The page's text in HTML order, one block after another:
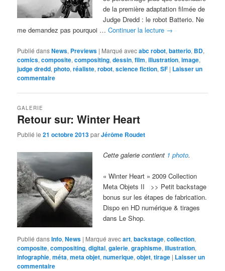
de la première adaptation filmée de
Judge Dredd : le robot Batterio. Ne
me demandez pas pourquoi …Continuer la lecture →
Publié dansNews, Previews | Marqué avecabc robot,batterio, BD,
comics,composite,compositing,dessin,film,illustration,image,
judge dredd,photo,réaliste,robot,science fiction,SF | Laisser un
commentaire
Retour sur: Winter Heart
GALERIE
Publié le21 octobre 2013parJérôme Roudet
Cette galerie contient 1 photo.
« Winter Heart » 2009 Collection
Meta Objets II >> Petit backstage
bonus sur les étapes de fabrication.
Dispo en HD numérique & tirages
dans Le Shop.
Publié dansInfo,News | Marqué avecart,backstage,collection,
composite,compositing,digital,galerie,graphisme,illustration,
infographie,méta,meta objet,numerique,objet,tirage | Laisser un
commentaire